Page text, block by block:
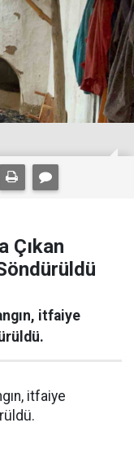
Çıkan
itfaiye
itfaiye